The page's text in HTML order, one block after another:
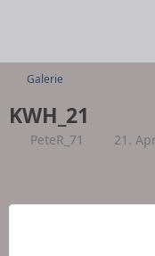
Galerie
KWH_21
PeteR_71 21.